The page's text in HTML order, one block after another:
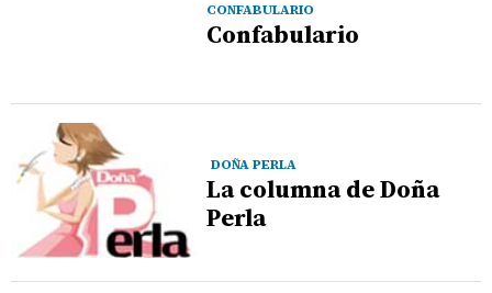
CONFABULARIO
Confabulario
DOÑA PERLA
La columna de Doña
Perla